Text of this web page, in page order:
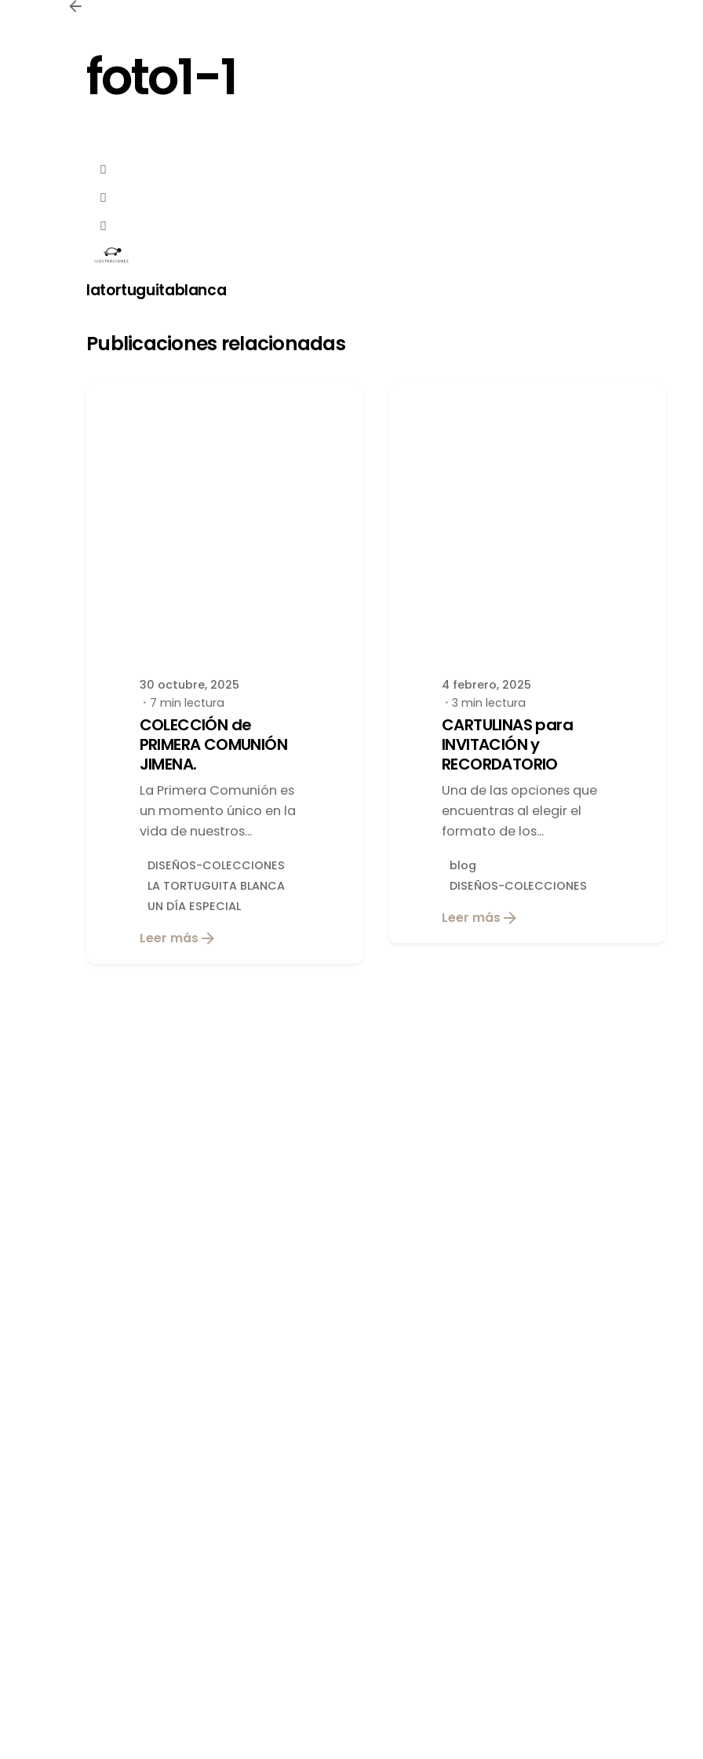
foto1-1
latortuguitablanca
Publicaciones relacionadas
30 octubre, 2025
7 min lectura
COLECCIÓN de
PRIMERA COMUNIÓN
JIMENA.
La Primera Comunión es
un momento único en la
vida de nuestros...
DISEÑOS-COLECCIONES
LA TORTUGUITA BLANCA
UN DÍA ESPECIAL
Leer más
4 febrero, 2025
3 min lectura
CARTULINAS para
INVITACIÓN y
RECORDATORIO
Una de las opciones que
encuentras al elegir el
formato de los...
blog
DISEÑOS-COLECCIONES
Leer más